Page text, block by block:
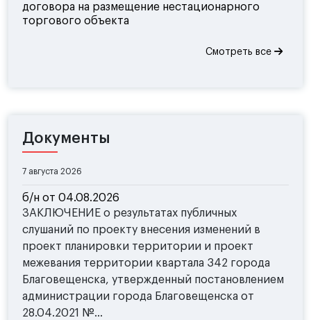
договора на размещение нестационарного
торгового объекта
Смотреть все
Документы
7 августа 2026
б/н от 04.08.2026
ЗАКЛЮЧЕНИЕ о результатах публичных
слушаний по проекту внесения изменений в
проект планировки территории и проект
межевания территории квартала 342 города
Благовещенска, утвержденный постановлением
администрации города Благовещенска от
28.04.2021 №...